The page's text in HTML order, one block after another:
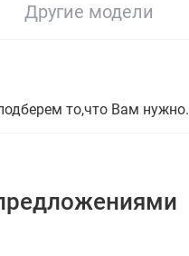
Другие модели
то,что Вам нужно.